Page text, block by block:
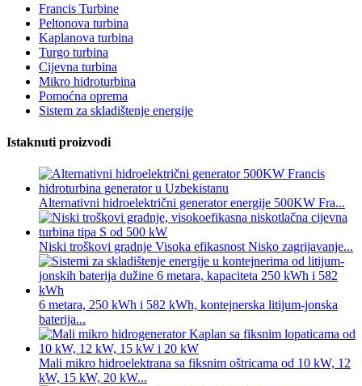
Francis Turbine
Peltonova turbina
Kaplanova turbina
Turgo turbina
Cijevna turbina
Mikro hidroturbina
Pomoćna oprema
Sistem za skladištenje energije
Istaknuti proizvodi
Alternativni hidroelektrični generator energije 500KW Fra...
Niski troškovi gradnje Visoka efikasnost Nisko zagrijavanje...
6 metara, 250 kWh i 582 kWh, kontejnerska litijum-jonska
baterija...
Mali mikro hidroelektrana sa fiksnim oštricama od 10 kW, 12
kW, 15 kW, 20 kW...